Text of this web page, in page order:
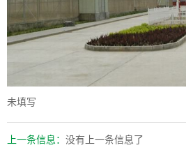
未填写
上一条信息： 没有上一条信息了